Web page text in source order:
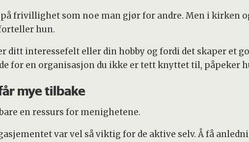
frivillighet som noe man gjør for andre. Men i kirken
hun.
ditt interessefelt eller din hobby og fordi det skaper et
for en organisasjon du ikke er tett knyttet til, påpeker
mye tilbake
en ressurs for menighetene.
var vel så viktig for de aktive selv. Å få